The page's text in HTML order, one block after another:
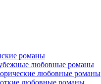
романы
любовные романы
любовные романы
любовные романы